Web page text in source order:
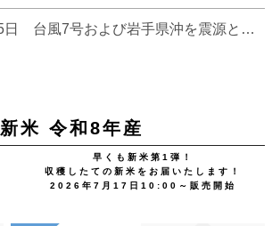
2026年6月25日 台風7号および岩手県沖を震源とする地震の影響によるお荷物のお届けについて
新米 令和8年産
早くも新米第1弾！
収穫したての新米をお届いたします！
2026年7月17日10:00～販売開始